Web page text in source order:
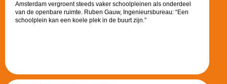
Amsterdam vergroent steeds vaker schoolpleinen als onderdeel
van de openbare ruimte. Ruben Gauw, Ingenieursbureau: “Een
schoolplein kan een koele plek in de buurt zijn.”